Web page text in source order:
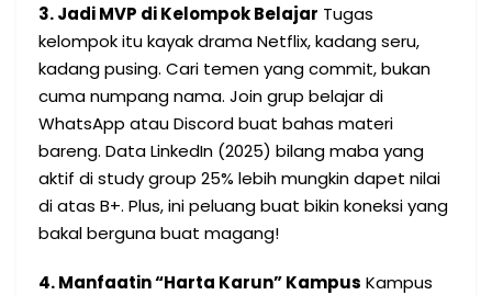
3. Jadi MVP di Kelompok Belajar Tugas
kelompok itu kayak drama Netflix, kadang seru,
kadang pusing. Cari temen yang commit, bukan
cuma numpang nama. Join grup belajar di
WhatsApp atau Discord buat bahas materi
bareng. Data LinkedIn (2025) bilang maba yang
aktif di study group 25% lebih mungkin dapet nilai
di atas B+. Plus, ini peluang buat bikin koneksi yang
bakal berguna buat magang!
4. Manfaatin “Harta Karun” Kampus Kampus